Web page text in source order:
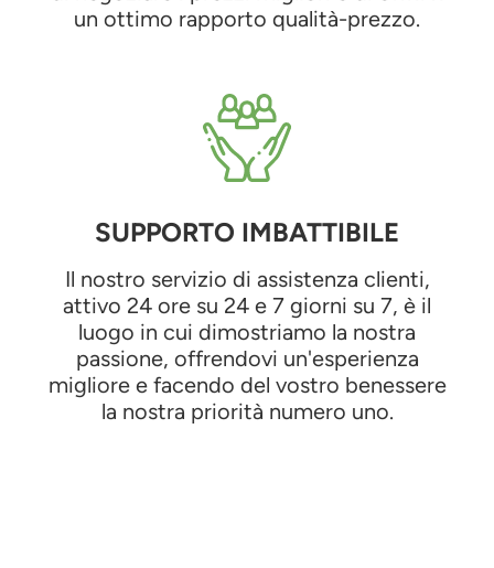
un ottimo rapporto qualità-prezzo.
SUPPORTO IMBATTIBILE
Il nostro servizio di assistenza clienti,
attivo 24 ore su 24 e 7 giorni su 7, è il
luogo in cui dimostriamo la nostra
passione, offrendovi un'esperienza
migliore e facendo del vostro benessere
la nostra priorità numero uno.